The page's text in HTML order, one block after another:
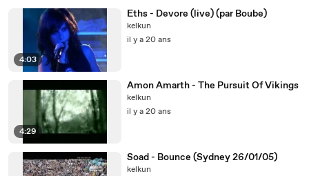
4:03
Eths - Devore (live) (par Boube)
kelkun
il y a 20 ans
4:29
Amon Amarth - The Pursuit Of Vikings
kelkun
il y a 20 ans
Soad - Bounce (Sydney 26/01/05)
kelkun